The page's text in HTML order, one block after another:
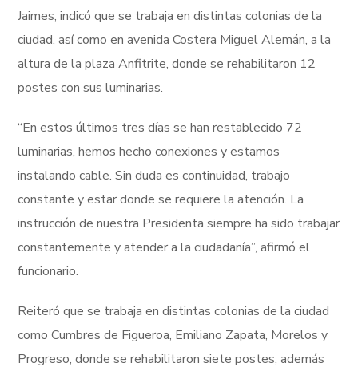
Jaimes, indicó que se trabaja en distintas colonias de la
ciudad, así como en avenida Costera Miguel Alemán, a la
altura de la plaza Anfitrite, donde se rehabilitaron 12
postes con sus luminarias.
“En estos últimos tres días se han restablecido 72
luminarias, hemos hecho conexiones y estamos
instalando cable. Sin duda es continuidad, trabajo
constante y estar donde se requiere la atención. La
instrucción de nuestra Presidenta siempre ha sido trabajar
constantemente y atender a la ciudadanía”, afirmó el
funcionario.
Reiteró que se trabaja en distintas colonias de la ciudad
como Cumbres de Figueroa, Emiliano Zapata, Morelos y
Progreso, donde se rehabilitaron siete postes, además